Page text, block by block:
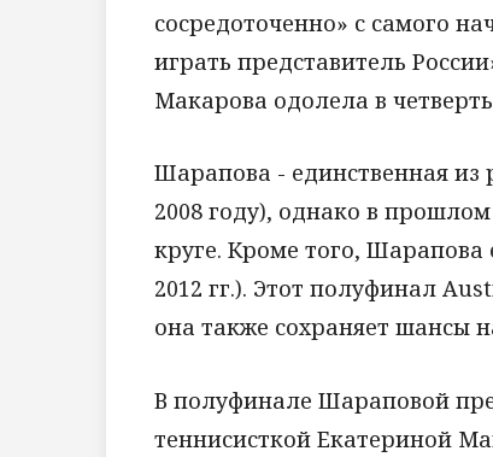
сосредоточенно» с самого
играть представитель
Макарова одолела в
Шарапова - единственная из
2008 году), однако в
круге. Кроме того,
2012 гг.). Этот полуфинал
она также сохраняет шансы
В полуфинале Шараповой
теннисисткой Екатериной